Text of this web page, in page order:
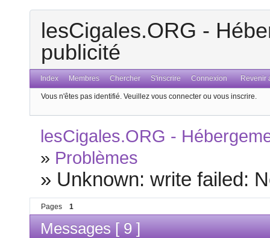
lesCigales.ORG -
publicité
Index Membres Chercher S'inscrire Connexion Revenir
Vous n'êtes pas identifié. Veuillez vous connecter ou vous inscrire.
lesCigales.ORG -
» Problèmes
» Unknown: write failed:
Pages 1
Messages [ 9 ]